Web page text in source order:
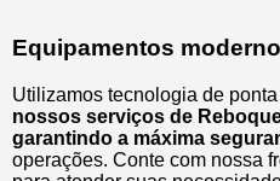
Equipamentos
Utilizamos tecnologia de
nossos serviços de
garantindo a máxima
operações. Conte com nossa